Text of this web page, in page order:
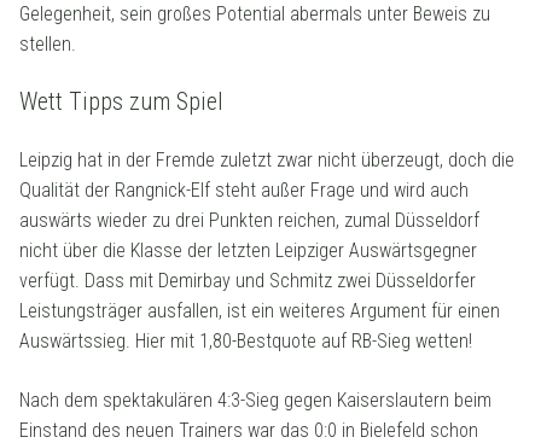
Gelegenheit, sein großes Potential abermals unter Beweis zu
stellen.
Wett Tipps zum Spiel
Leipzig hat in der Fremde zuletzt zwar nicht überzeugt, doch die
Qualität der Rangnick-Elf steht außer Frage und wird auch
auswärts wieder zu drei Punkten reichen, zumal Düsseldorf
nicht über die Klasse der letzten Leipziger Auswärtsgegner
verfügt. Dass mit Demirbay und Schmitz zwei Düsseldorfer
Leistungsträger ausfallen, ist ein weiteres Argument für einen
Auswärtssieg. Hier mit 1,80-Bestquote auf RB-Sieg wetten!
Nach dem spektakulären 4:3-Sieg gegen Kaiserslautern beim
Einstand des neuen Trainers war das 0:0 in Bielefeld schon